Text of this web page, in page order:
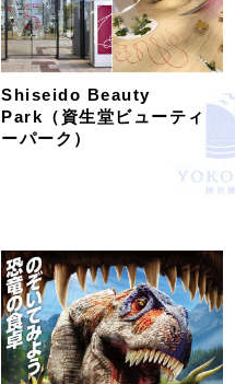
Shiseido Beauty
Park（資生堂ビューティ
ーパーク）